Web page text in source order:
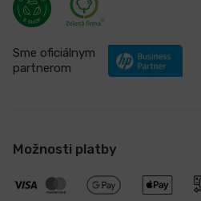
Sme oficiálnym
partnerom
Možnosti platby